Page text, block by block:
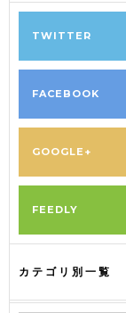
TWITTER
FACEBOOK
GOOGLE+
FEEDLY
カテゴリ別一覧